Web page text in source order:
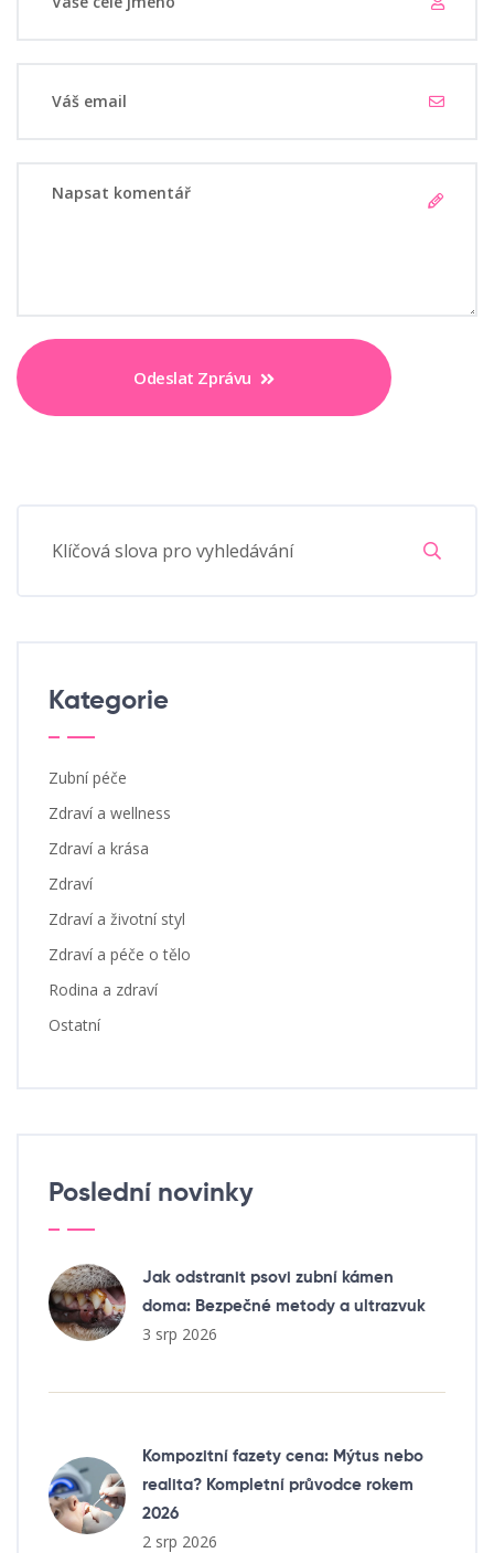
Odeslat Zprávu
Kategorie
Zubní péče
Zdraví a wellness
Zdraví a krása
Zdraví
Zdraví a životní styl
Zdraví a péče o tělo
Rodina a zdraví
Ostatní
Poslední novinky
Jak odstranit psovi zubní kámen
doma: Bezpečné metody a ultrazvuk
3 srp 2026
Kompozitní fazety cena: Mýtus nebo
realita? Kompletní průvodce rokem
2026
2 srp 2026